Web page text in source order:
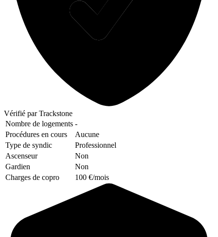
Vérifié par Trackstone
Nombre de logements -
Procédures en cours
Aucune
Type de syndic
Professionnel
Ascenseur
Non
Gardien
Non
Charges de copro
100 €/mois